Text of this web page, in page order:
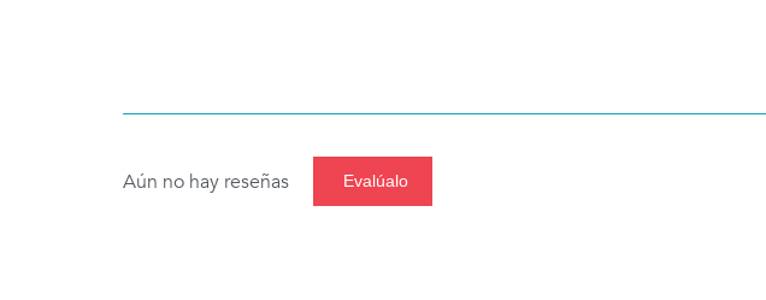
Aún no hay reseñas Evalúalo